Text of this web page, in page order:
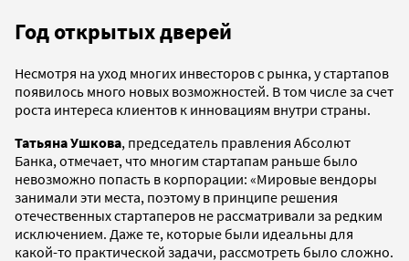
Год открытых дверей
Несмотря на уход многих инвесторов с рынка, у стартапов
появилось много новых возможностей. В том числе за счет
роста интереса клиентов к инновациям внутри страны.
Татьяна Ушкова, председатель правления Абсолют
Банка, отмечает, что многим стартапам раньше было
невозможно попасть в корпорации: «Мировые вендоры
занимали эти места, поэтому в принципе решения
отечественных стартаперов не рассматривали за редким
исключением. Даже те, которые были идеальны для
какой-то практической задачи, рассмотреть было сложно.